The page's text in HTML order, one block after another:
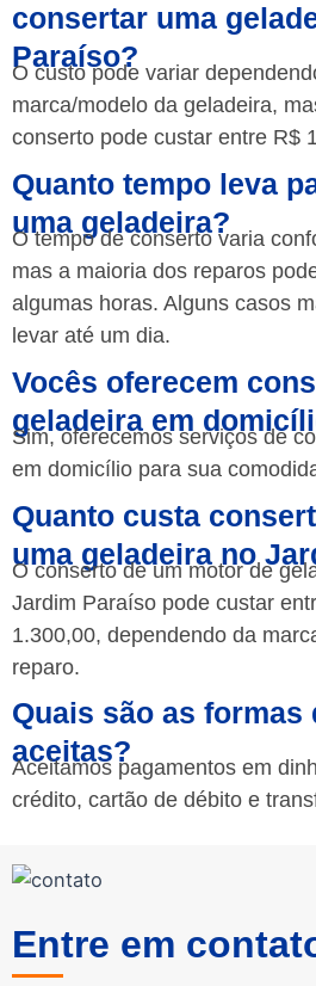
consertar uma
Paraíso?
O custo pode variar
marca/modelo da geladeira,
conserto pode custar entre R$
Quanto tempo leva
uma geladeira?
O tempo de conserto varia
mas a maioria dos reparos
algumas horas. Alguns casos
levar até um dia.
Vocês oferecem
geladeira em
Sim, oferecemos serviços de
em domicílio para sua
Quanto custa
uma geladeira no
O conserto de um motor de
Jardim Paraíso pode custar
1.300,00, dependendo da
reparo.
Quais são as formas
aceitas?
Aceitamos pagamentos em
crédito, cartão de débito e
Entre em